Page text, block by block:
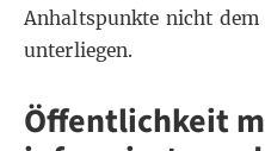
Anhaltspunkte nicht dem
unterliegen.
Öffentlichkeit